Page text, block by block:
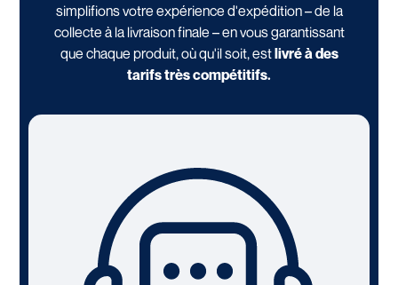
simplifions votre expérience d'expédition – de la
collecte à la livraison finale – en vous garantissant
que chaque produit, où qu'il soit, estlivré à des
tarifs très compétitifs.